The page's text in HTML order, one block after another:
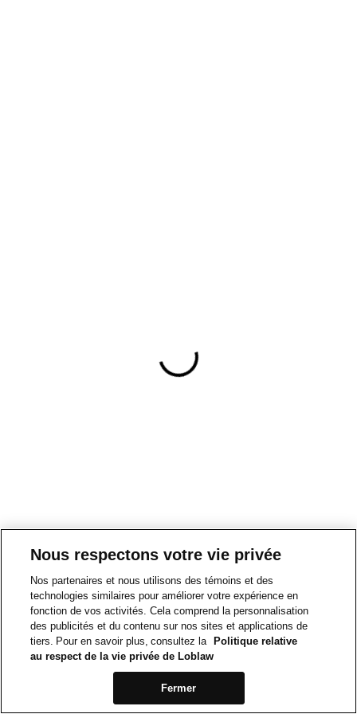
Nous respectons votre vie privée
Nos partenaires et nous utilisons des témoins et des
technologies similaires pour améliorer votre expérience en
fonction de vos activités. Cela comprend la personnalisation
des publicités et du contenu sur nos sites et applications de
tiers. Pour en savoir plus, consultez la
Politique relative
au respect de la vie privée de Loblaw
Fermer